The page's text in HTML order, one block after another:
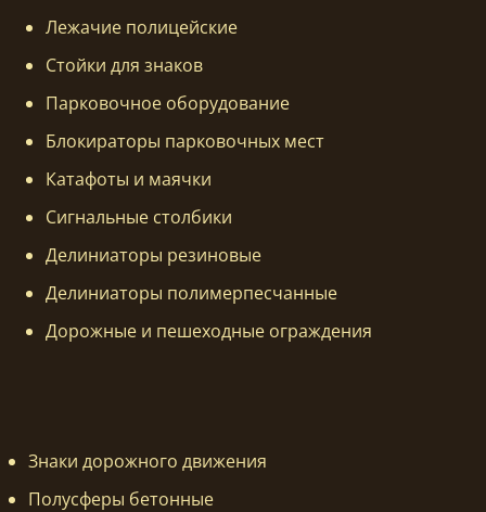
Лежачие полицейские
Стойки для знаков
Парковочное оборудование
Блокираторы парковочных мест
Катафоты и маячки
Сигнальные столбики
Делиниаторы резиновые
Делиниаторы полимерпесчанные
Дорожные и пешеходные ограждения
Знаки дорожного движения
Полусферы бетонные